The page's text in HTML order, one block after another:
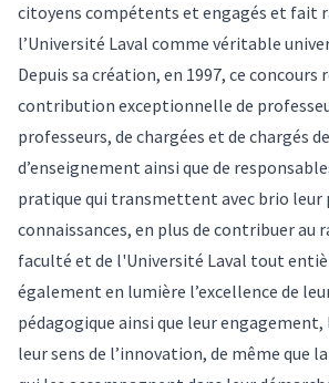
citoyens compétents et engagés et fait
l’Université Laval comme véritable
Depuis sa création, en 1997, ce concours
contribution exceptionnelle de
professeurs, de chargées et de chargés
d’enseignement ainsi que de
pratique qui transmettent avec brio leur
connaissances, en plus de contribuer au
faculté et de l'Université Laval tout
également en lumière l’excellence de
pédagogique ainsi que leur
leur sens de l’innovation, de même que